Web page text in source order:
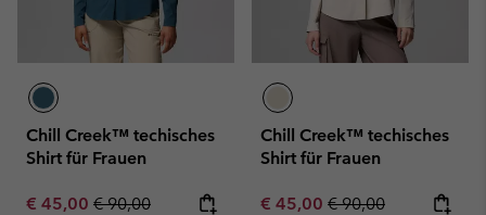
Chill Creek™ techisches
Shirt für Frauen
Sale price:
€ 45,00 Regular price:
€ 90,00
Chill Creek™ techisches
Shirt für Frauen
Sale price:
€ 45,00 Regular price:
€ 90,00